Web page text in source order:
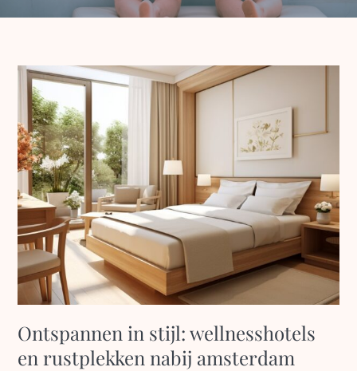
Ontspannen in stijl: wellnesshotels
en rustplekken nabij amsterdam